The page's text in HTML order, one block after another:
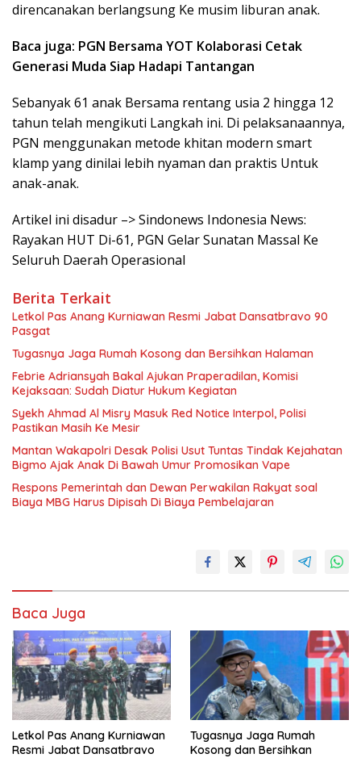
direncanakan berlangsung Ke musim liburan anak.
Baca juga: PGN Bersama YOT Kolaborasi Cetak
Generasi Muda Siap Hadapi Tantangan
Sebanyak 61 anak Bersama rentang usia 2 hingga 12
tahun telah mengikuti Langkah ini. Di pelaksanaannya,
PGN menggunakan metode khitan modern smart
klamp yang dinilai lebih nyaman dan praktis Untuk
anak-anak.
Artikel ini disadur –> Sindonews Indonesia News:
Rayakan HUT Di-61, PGN Gelar Sunatan Massal Ke
Seluruh Daerah Operasional
Berita Terkait
Letkol Pas Anang Kurniawan Resmi Jabat Dansatbravo 90
Pasgat
Tugasnya Jaga Rumah Kosong dan Bersihkan Halaman
Febrie Adriansyah Bakal Ajukan Praperadilan, Komisi
Kejaksaan: Sudah Diatur Hukum Kegiatan
Syekh Ahmad Al Misry Masuk Red Notice Interpol, Polisi
Pastikan Masih Ke Mesir
Mantan Wakapolri Desak Polisi Usut Tuntas Tindak Kejahatan
Bigmo Ajak Anak Di Bawah Umur Promosikan Vape
Respons Pemerintah dan Dewan Perwakilan Rakyat soal
Biaya MBG Harus Dipisah Di Biaya Pembelajaran
Baca Juga
Letkol Pas Anang Kurniawan
Resmi Jabat Dansatbravo
Tugasnya Jaga Rumah
Kosong dan Bersihkan